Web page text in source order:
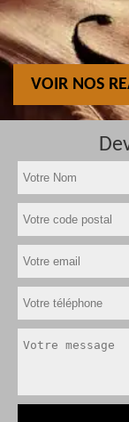
VOIR NOS